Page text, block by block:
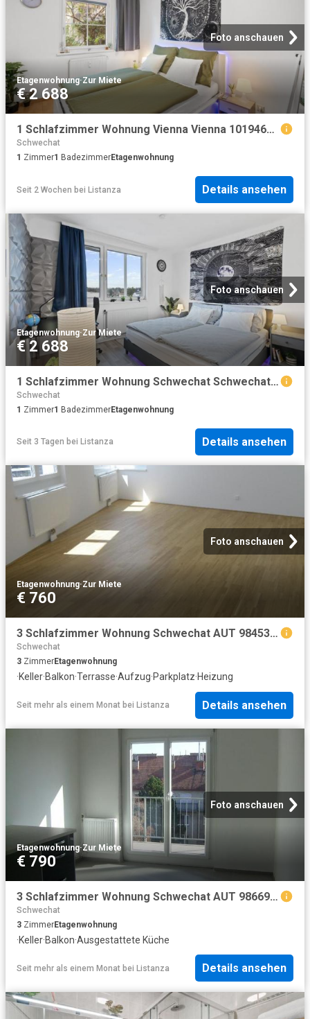
Foto anschauen
Etagenwohnung·Zur Miete
€ 2 688
1 Schlafzimmer Wohnung Vienna Vienna 101946663
Schwechat
1 Zimmer1 BadezimmerEtagenwohnung
Seit 2 Wochen bei Listanza Details ansehen
Foto anschauen
Etagenwohnung·Zur Miete
€ 2 688
1 Schlafzimmer Wohnung Schwechat Schwechat 101946661
Schwechat
1 Zimmer1 BadezimmerEtagenwohnung
Seit 3 Tagen bei Listanza Details ansehen
Foto anschauen
Etagenwohnung·Zur Miete
€ 760
3 Schlafzimmer Wohnung Schwechat AUT 98453427
Schwechat
3 ZimmerEtagenwohnung
·Keller·Balkon·Terrasse·Aufzug·Parkplatz·Heizung
Seit mehr als einem Monat bei Listanza Details ansehen
Foto anschauen
Etagenwohnung·Zur Miete
€ 790
3 Schlafzimmer Wohnung Schwechat AUT 98669179
Schwechat
3 ZimmerEtagenwohnung
·Keller·Balkon·Ausgestattete Küche
Seit mehr als einem Monat bei Listanza Details ansehen